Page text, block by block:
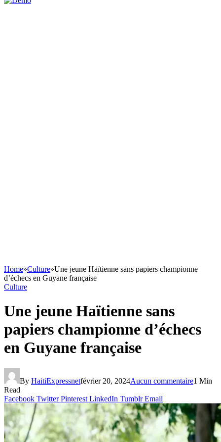
Home»Culture»Une jeune Haïtienne sans papiers championne
d’échecs en Guyane française
Culture
Une jeune Haïtienne sans
papiers championne d’échecs
en Guyane française
By HaitiExpressnetfévrier 20, 2024Aucun commentaire1 Min
Read
Facebook Twitter Pinterest LinkedIn Tumblr Email